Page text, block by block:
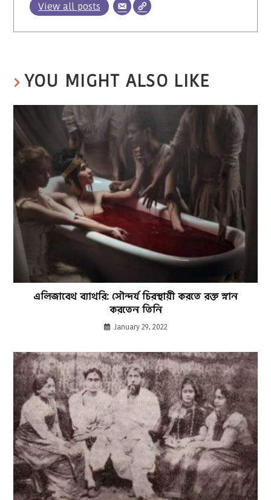
View all posts
YOU MIGHT ALSO LIKE
এলিজাবেথ ব্যাথরি: সৌন্দর্য চিরস্থায়ী করতে রক্ত স্নান
করতেন তিনি
January 29, 2022